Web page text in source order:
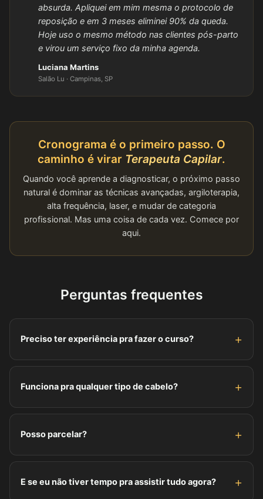
absurda. Apliquei em mim mesma o protocolo de
reposição e em 3 meses eliminei 90% da queda.
Hoje uso o mesmo método nas clientes pós-parto
e virou um serviço fixo da minha agenda.
Luciana Martins
Salão Lu · Campinas, SP
Cronograma é o primeiro passo. O
caminho é virar Terapeuta Capilar.
Quando você aprende a diagnosticar, o próximo passo
natural é dominar as técnicas avançadas, argiloterapia,
alta frequência, laser, e mudar de categoria
profissional. Mas uma coisa de cada vez. Comece por
aqui.
Perguntas frequentes
Preciso ter experiência pra fazer o curso?
Não. O curso começa do zero e vai avançando. Se você
funcionavam e como corrigir de agora em diante.
Funciona pra qualquer tipo de cabelo?
Sim. Você aprende a montar cronograma pra cabelo liso,
comprometido, inclusive os casos mais difíceis:
emborrachado, elástico, com quebra ou queda intensa.
Posso parcelar?
Sim. Você pode parcelar em até 6x de R$ 9,50 no cartão
E se eu não tiver tempo pra assistir tudo agora?